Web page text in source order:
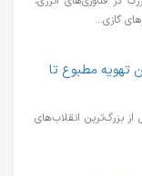
گازی...
تهویه مطبوع تا
بزرگ‌ترین انقلاب‌های